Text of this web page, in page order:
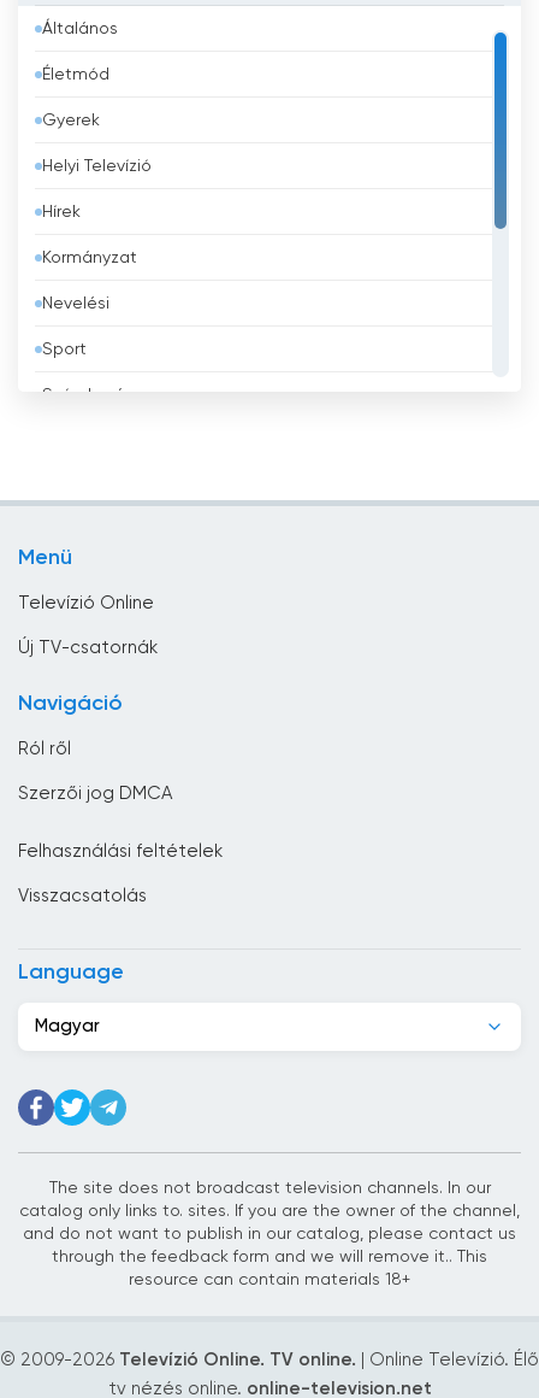
Bahrein
Banglades
Barbados
Belgium
Belize
Benin
Bhután
Bolívia
Dél-afrikai Köztársaság
Dél-Korea
Egyesült Arab Emírségek
Egyiptom
Elefántcsontpart
Észtország
Fehéroroszország
Általános
Életmód
Gyerek
Helyi Televízió
Hírek
Kormányzat
Nevelési
Sport
Szórakozás
Menü
Televízió Online
Új TV-csatornák
Navigáció
Ról ről
Szerzői jog DMCA
Felhasználási feltételek
Visszacsatolás
Language
Magyar
The site does not broadcast television channels. In our
catalog only links to. sites. If you are the owner of the channel,
and do not want to publish in our catalog, please contact us
through the feedback form and we will remove it.. This
resource can contain materials 18+
© 2009-2026 Televízió Online. TV online. | Online Televízió. Élő
tv nézés online. online-television.net